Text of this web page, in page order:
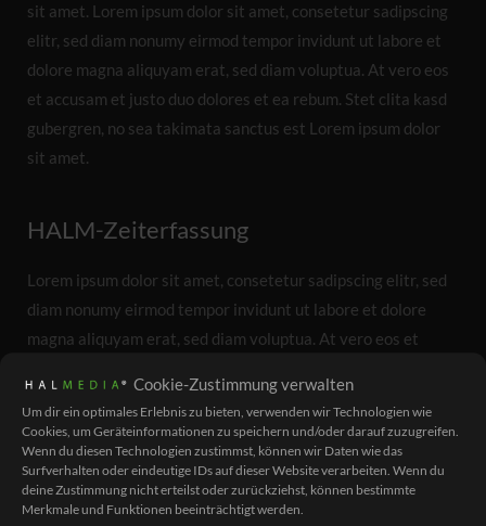
Cookie-Zustimmung verwalten
Um dir ein optimales Erlebnis zu bieten, verwenden wir Technologien wie
Cookies, um Geräteinformationen zu speichern und/oder darauf zuzugreifen.
Wenn du diesen Technologien zustimmst, können wir Daten wie das
Surfverhalten oder eindeutige IDs auf dieser Website verarbeiten. Wenn du
deine Zustimmung nicht erteilst oder zurückziehst, können bestimmte
Merkmale und Funktionen beeinträchtigt werden.
sit amet. Lorem ipsum dolor sit amet, consetetur sadipscing
elitr, sed diam nonumy eirmod tempor invidunt ut labore et
dolore magna aliquyam erat, sed diam voluptua. At vero eos
et accusam et justo duo dolores et ea rebum. Stet clita kasd
gubergren, no sea takimata sanctus est Lorem ipsum dolor
sit amet.
HALM-Zeiterfassung
Lorem ipsum dolor sit amet, consetetur sadipscing elitr, sed
diam nonumy eirmod tempor invidunt ut labore et dolore
magna aliquyam erat, sed diam voluptua. At vero eos et
gubergren, no sea takimata sanctus est Lorem ipsum dolor
sit amet. Lorem ipsum dolor sit amet, consetetur sadipscing
elitr, sed diam nonumy eirmod tempor invidunt ut labore et
dolore magna aliquyam erat, sed diam voluptua. At vero eos
et accusam et justo duo dolores et ea rebum. Stet clita kasd